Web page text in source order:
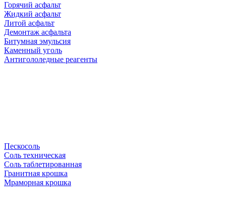
Горячий асфальт
Жидкий асфальт
Литой асфальт
Демонтаж асфальта
Битумная эмульсия
Каменный уголь
Антигололедные реагенты
Пескосоль
Соль техническая
Соль таблетированная
Гранитная крошка
Мраморная крошка